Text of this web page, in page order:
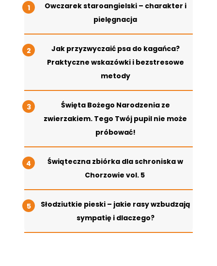
Owczarek staroangielski – charakter i
pielęgnacja
Jak przyzwyczaić psa do kagańca?
Praktyczne wskazówki i bezstresowe
metody
Święta Bożego Narodzenia ze
zwierzakiem. Tego Twój pupil nie może
próbować!
Świąteczna zbiórka dla schroniska w
Chorzowie vol. 5
Słodziutkie pieski – jakie rasy wzbudzają
sympatię i dlaczego?